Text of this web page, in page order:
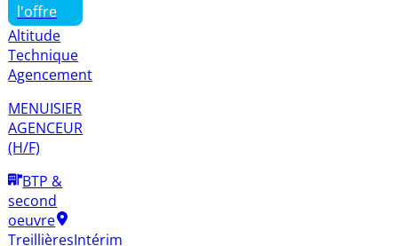
l'offre
Altitude
Technique
Agencement
MENUISIER
AGENCEUR
(H/F)
BTP &
second
oeuvre
TreillièresIntérim